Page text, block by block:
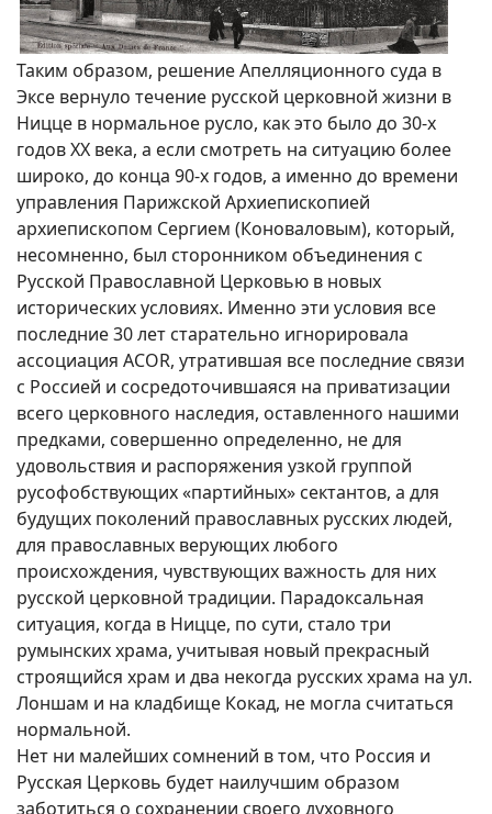
Таким образом, решение Апелляционного суда в
Эксе вернуло течение русской церковной жизни в
Ницце в нормальное русло, как это было до 30-х
годов XX века, а если смотреть на ситуацию более
широко, до конца 90-х годов, а именно до времени
управления Парижской Архиепископией
архиепископом Сергием (Коноваловым), который,
несомненно, был сторонником объединения с
Русской Православной Церковью в новых
исторических условиях. Именно эти условия все
последние 30 лет старательно игнорировала
ассоциация ACOR, утратившая все последние связи
с Россией и сосредоточившаяся на приватизации
всего церковного наследия, оставленного нашими
предками, совершенно определенно, не для
удовольствия и распоряжения узкой группой
русофобствующих «партийных» сектантов, а для
будущих поколений православных русских людей,
для православных верующих любого
происхождения, чувствующих важность для них
русской церковной традиции. Парадоксальная
ситуация, когда в Ницце, по сути, стало три
румынских храма, учитывая новый прекрасный
строящийся храм и два некогда русских храма на ул.
Лоншам и на кладбище Кокад, не могла считаться
нормальной.
Нет ни малейших сомнений в том, что Россия и
Русская Церковь будет наилучшим образом
заботиться о сохранении своего духовного